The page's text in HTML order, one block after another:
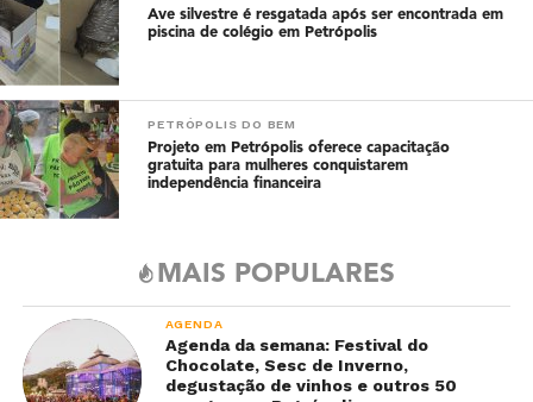
Ave silvestre é resgatada após ser encontrada em
piscina de colégio em Petrópolis
PETRÓPOLIS DO BEM
Projeto em Petrópolis oferece capacitação
gratuita para mulheres conquistarem
independência financeira
MAIS POPULARES
AGENDA
Agenda da semana: Festival do
Chocolate, Sesc de Inverno,
degustação de vinhos e outros 50